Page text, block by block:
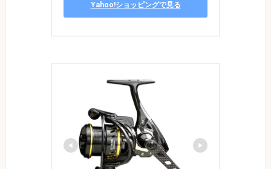
Yahoo!ショッピングで見る